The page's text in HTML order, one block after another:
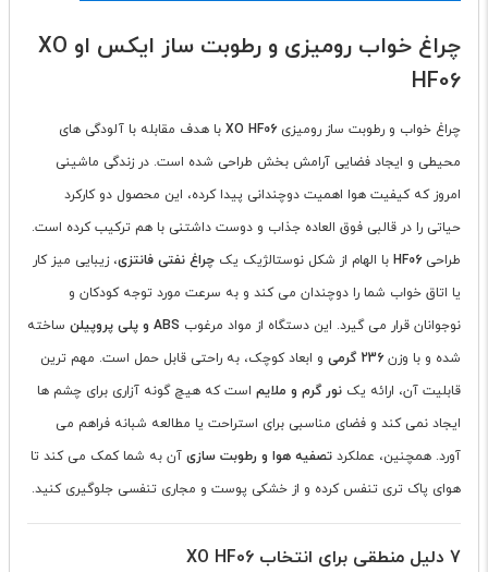
چراغ خواب رومیزی و رطوبت ساز ایکس او XO
HF06
چراغ خواب و رطوبت ساز رومیزیXO HF06 با هدف مقابله با آلودگی های
محیطی و ایجاد فضایی آرامش بخش طراحی شده است. در زندگی ماشینی
امروز که کیفیت هوا اهمیت دوچندانی پیدا کرده، این محصول دو کارکرد
حیاتی را در قالبی فوق العاده جذاب و دوست داشتنی با هم ترکیب کرده است.
طراحیHF06 با الهام از شکل نوستالژیک یک چراغ نفتی فانتزی، زیبایی میز کار
یا اتاق خواب شما را دوچندان می کند و به سرعت مورد توجه کودکان و
نوجوانان قرار می گیرد. این دستگاه از مواد مرغوب ABS و پلی پروپیلن
ساخته
شده و با وزن236 گرمی
و ابعاد کوچک، به راحتی قابل حمل است. مهم ترین
قابلیت آن، ارائه یک نور گرم و ملایم است که هیچ گونه آزاری برای چشم ها
ایجاد نمی کند و فضای مناسبی برای استراحت یا مطالعه شبانه فراهم می
آورد. همچنین، عملکرد تصفیه هوا و رطوبت سازی آن به شما کمک می کند تا
هوای پاک تری تنفس کرده و از خشکی پوست و مجاری تنفسی جلوگیری کنید.
7 دلیل منطقی برای انتخاب XO HF06